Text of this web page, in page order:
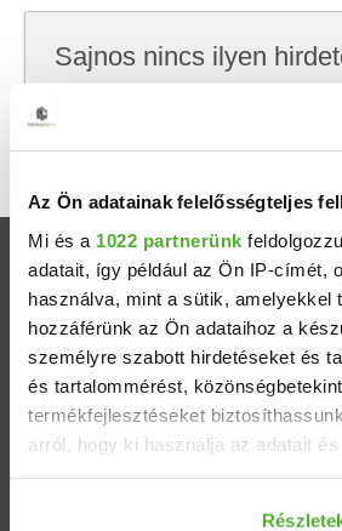
Az Ön adatainak felelősségteljes
Mi és a 1022 partnerünk
adatait, így például az Ön IP-címét,
használva, mint a sütik, amelyekkel
hozzáférünk az Ön adataihoz a
személyre szabott hirdetéseket és
és tartalommérést,
termékfejlesztéseket
arról, hogy ki használja az adatait és
Sajnos nincs ilyen
Próbálj meg kevesebb
keresni, hátha akkor
Ingatlanok
Eladó házak
Eladó lakások